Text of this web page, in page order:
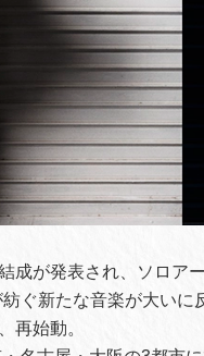
成が発表され、ソロア
ぐ新たな音楽が大い
再始動。